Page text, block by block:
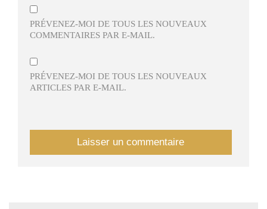
PRÉVENEZ-MOI DE TOUS LES NOUVEAUX
COMMENTAIRES PAR E-MAIL.
PRÉVENEZ-MOI DE TOUS LES NOUVEAUX
ARTICLES PAR E-MAIL.